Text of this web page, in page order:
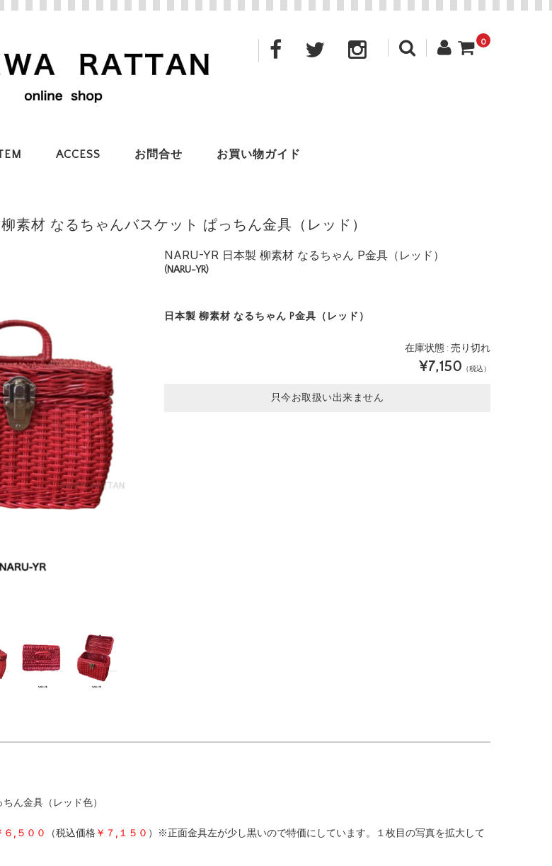
0
ACCESS お問合せ お買い物ガイド
素材 なるちゃんバスケット ぱっちん金具（レッド）
NARU-YR 日本製 柳素材 なるちゃん P金具（レッド）
(NARU-YR)
日本製 柳素材 なるちゃん P金具（レッド）
在庫状態 : 売り切れ
¥7,150 （税込）
只今お取扱い出来ません
ん金具（レッド色）
６,５００ （税込価格￥７,１５０ ）※正面金具左が少し黒いので特価にしています。１枚目の写真を拡大して